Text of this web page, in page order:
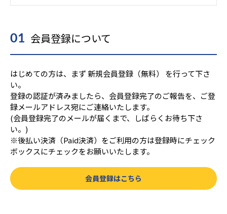
01 会員登録について
はじめての方は、まず 新規会員登録（無料） を行って下さ
い。
登録の認証が済みましたら、会員登録完了のご報告を、ご登
録メールアドレス宛にご連絡いたします。
(会員登録完了のメールが届くまで、しばらくお待ち下さ
い。)
※後払い決済（Paid決済）をご利用の方は登録時にチェック
ボックスにチェックをお願いいたします。
会員登録はこちら